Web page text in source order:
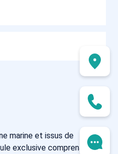
marine et issus de
exclusive comprenant